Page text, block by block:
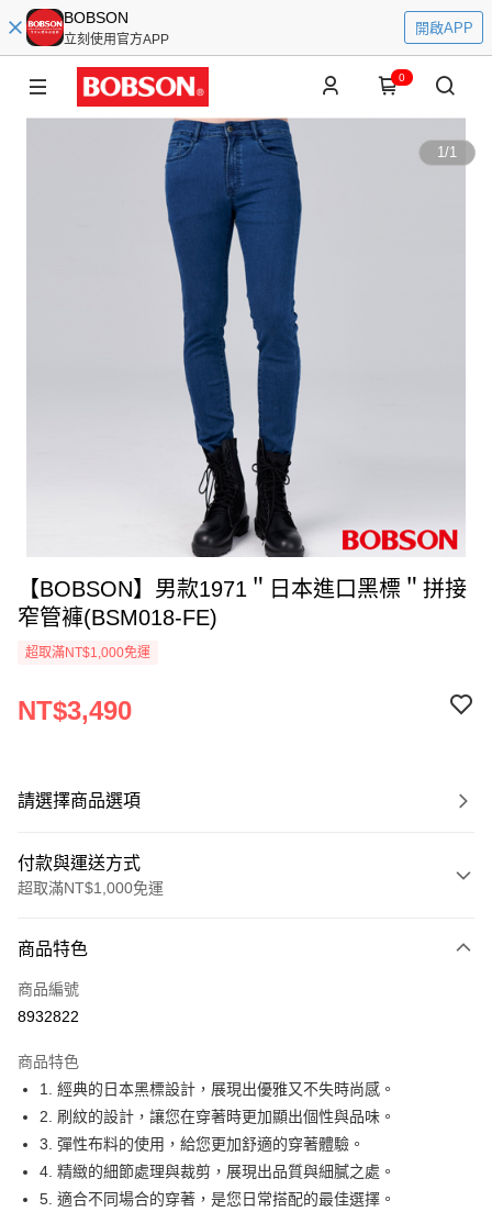
BOBSON
立刻使用官方APP
開啟APP
0
1/1
【BOBSON】男款1971＂日本進口黑標＂拼接
窄管褲(BSM018-FE)
超取滿NT$1,000免運
NT$3,490
請選擇商品選項
付款與運送方式
超取滿NT$1,000免運
信用卡一次付款
Apple Pay
運送方式
付款後全家取貨
每筆NT$60，滿NT$1,000(含以上)免運費
付款後萊爾富取貨
商品特色
商品編號
8932822
商品特色
1. 經典的日本黑標設計，展現出優雅又不失時尚感。
2. 刷紋的設計，讓您在穿著時更加顯出個性與品味。
3. 彈性布料的使用，給您更加舒適的穿著體驗。
4. 精緻的細節處理與裁剪，展現出品質與細膩之處。
5. 適合不同場合的穿著，是您日常搭配的最佳選擇。